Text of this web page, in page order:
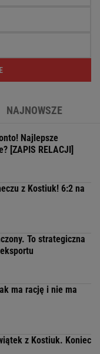
NAJNOWSZE
Najlepsze
[ZAPIS RELACJI]
z Kostiuk! 6:2 na
To strategiczna
ma rację i nie ma
z Kostiuk. Koniec